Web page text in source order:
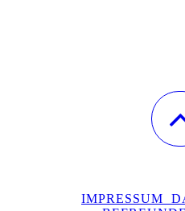
IMPRESSUM